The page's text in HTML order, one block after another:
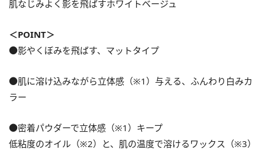
肌なじみよく影を飛ばすホワイトベージュ
＜POINT＞
●影やくぼみを飛ばす、マットタイプ
●肌に溶け込みながら立体感（※1）与える、ふんわり白みカ
ラー
●密着パウダーで立体感（※1）キープ
低粘度のオイル（※2）と、肌の温度で溶けるワックス（※3）